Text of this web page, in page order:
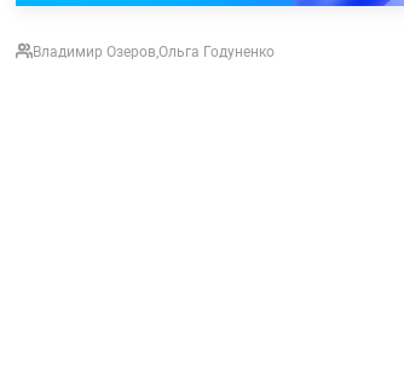
Владимир Озеров,Ольга Годуненко